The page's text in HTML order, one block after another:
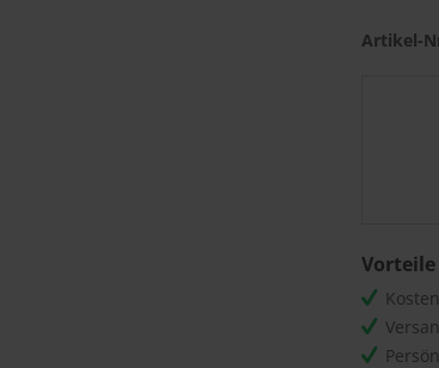
Artikel-
Vorteile